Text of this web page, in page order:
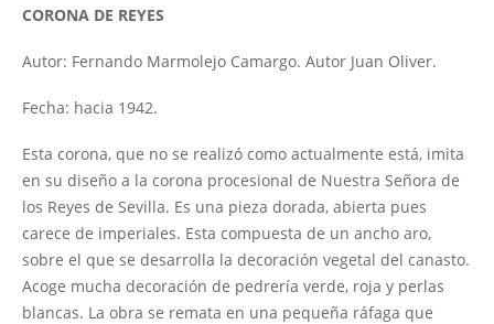
CORONA DE REYES
Autor: Fernando Marmolejo Camargo. Autor Juan Oliver.
Fecha: hacia 1942.
Esta corona, que no se realizó como actualmente está, imita
en su diseño a la corona procesional de Nuestra Señora de
los Reyes de Sevilla. Es una pieza dorada, abierta pues
carece de imperiales. Esta compuesta de un ancho aro,
sobre el que se desarrolla la decoración vegetal del canasto.
Acoge mucha decoración de pedrería verde, roja y perlas
blancas. La obra se remata en una pequeña ráfaga que